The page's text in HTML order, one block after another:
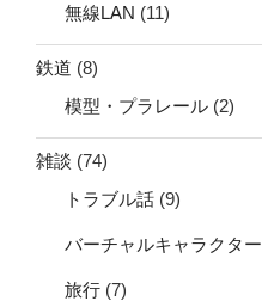
無線LAN (11)
鉄道 (8)
模型・プラレール (2)
雑談 (74)
トラブル話 (9)
バーチャルキャラクター
旅行 (7)